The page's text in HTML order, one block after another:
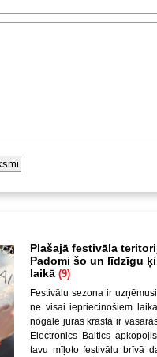
Plašajā festivāla
Padomi šo un līdzīgu
laikā (9)
Festivālu sezona ir
ne visai iepriecinošiem
nogale jūras krastā ir
Electronics Baltics
tavu mīļoto festivālu brīvā